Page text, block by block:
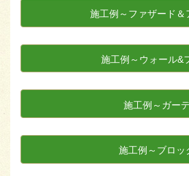
施工例～ファザード＆
施工例～ウォール&
施工例～ガー
施工例～ブロッ